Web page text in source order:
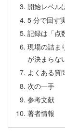
開始レベル
5 分で回す
記録は「点
現場の詰ま
が決まらな
よくある質
次の一手
参考文献
著者情報